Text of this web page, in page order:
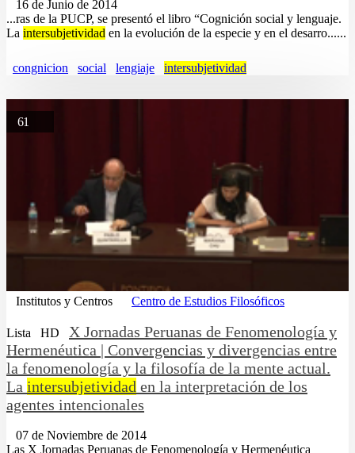
16 de Junio de 2014
...ras de la PUCP, se presentó el libro “Cognición social y lenguaje.
La intersubjetividad en la evolución de la especie y en el desarro......
congnicion social lengiaje intersubjetividad
61
Institutos y Centros Centro de Estudios Filosóficos
Lista HD
X Jornadas Peruanas de Fenomenología y
Hermenéutica | Convergencias y divergencias entre
la fenomenología y la filosofía de la mente actual.
La intersubjetividad en la interpretación de los
agentes intencionales
07 de Noviembre de 2014
Las X Jornadas Peruanas de Fenomenología y Hermenéutica